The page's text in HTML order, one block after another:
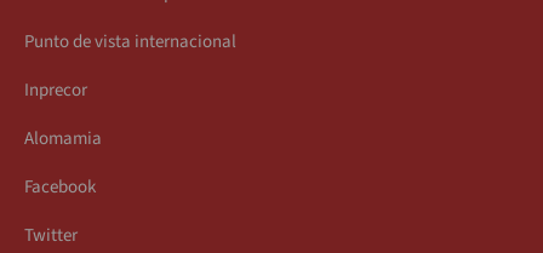
Punto de vista internacional
Inprecor
Alomamia
Facebook
Twitter